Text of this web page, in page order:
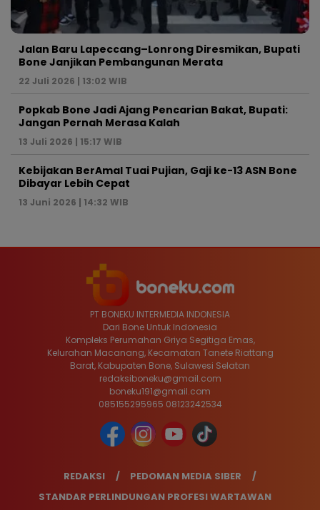
Jalan Baru Lapeccang–Lonrong Diresmikan, Bupati
Bone Janjikan Pembangunan Merata
22 Juli 2026 | 13:02 WIB
Popkab Bone Jadi Ajang Pencarian Bakat, Bupati:
Jangan Pernah Merasa Kalah
13 Juli 2026 | 15:17 WIB
Kebijakan BerAmal Tuai Pujian, Gaji ke-13 ASN Bone
Dibayar Lebih Cepat
13 Juni 2026 | 14:32 WIB
PT BONEKU INTERMEDIA INDONESIA
Dari Bone Untuk Indonesia
Kompleks Perumahan Griya Segitiga Emas,
Kelurahan Macanang, Kecamatan Tanete Riattang
Barat, Kabupaten Bone, Sulawesi Selatan
redaksiboneku@gmail.com
boneku191@gmail.com
085155295965 08123242534
REDAKSI
PEDOMAN MEDIA SIBER
STANDAR PERLINDUNGAN PROFESI WARTAWAN